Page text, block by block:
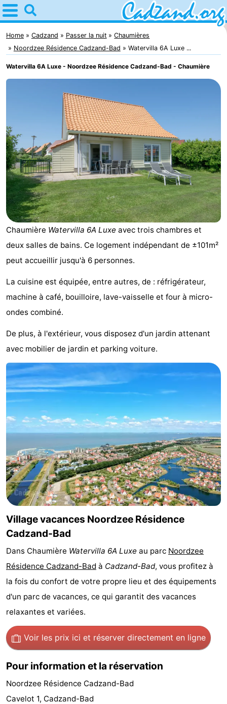
Home
Cadzand
Astuces
Avec
enfants
la
nuit
Appartements
Campings
Chaumières
-
Bad
Meersee
-
Beach
Resort
Nieuwvliet-
Bad
-
De
Meulinge
-
EuroParcs
Cadzand
-
Hoogduin
-
Noordzee
Résidence
Cadzand-
Bad
-
Resort
Nieuwvliet-
Bad
-
Schoneveld
-
Strand
Resort
Nieuwvliet-
Bad
-
Waterdunen
-
Zonneweelde
Zwinhoeve
Hôtels
Last
minutes
Plages
Voir
faire
d'intérêt
-
Monuments
-
Moulins
de
-
Home Cadzand Passer la nuit
Chaumières
Noordzee Résidence Cadzand-Bad
Watervilla 6A Luxe ...
Watervilla 6A Luxe - Noordzee Résidence Cadzand-Bad - Chaumière
Chaumière Watervilla 6A Luxe avec trois chambres et
deux salles de bains. Ce logement indépendant de ±101m²
peut accueillir jusqu'à 6 personnes.
La cuisine est équipée, entre autres, de : réfrigérateur,
machine à café, bouilloire, lave-vaisselle et four à micro-
ondes combiné.
De plus, à l'extérieur, vous disposez d'un jardin attenant
avec mobilier de jardin et parking voiture.
Village vacances Noordzee Résidence
Cadzand-Bad
Dans Chaumière Watervilla 6A Luxe au parc Noordzee
Résidence Cadzand-Bad à Cadzand-Bad, vous profitez à
la fois du confort de votre propre lieu et des équipements
d'un parc de vacances, ce qui garantit des vacances
relaxantes et variées.
Voir les prix ici et réserver directement en ligne
Pour information et la réservation
Noordzee Résidence Cadzand-Bad
Cavelot 1, Cadzand-Bad